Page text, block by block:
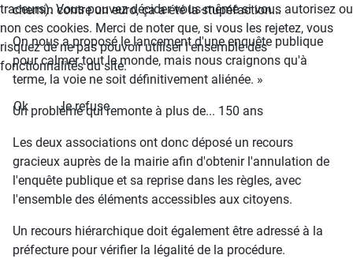
chemin contre un euro, ça a été la stupéfaction...
On nous a proposé le lancement d'une enquête publique
pour calmer tout le monde, mais nous craignons qu'à
terme, la voie ne soit définitivement aliénée. »
Un problème qui remonte à plus de... 150 ans
Les deux associations ont donc déposé un recours
gracieux auprès de la mairie afin d'obtenir l'annulation de
l'enquête publique et sa reprise dans les règles, avec
l'ensemble des éléments accessibles aux citoyens.
Un recours hiérarchique doit également être adressé à la
préfecture pour vérifier la légalité de la procédure.
traceurs). Vous pouvez décider vous-même si vous autorisez ou
non ces cookies. Merci de noter que, si vous les rejetez, vous
risquez de ne pas pouvoir utiliser l’ensemble des
fonctionnalités du site.
Ok Je refuse